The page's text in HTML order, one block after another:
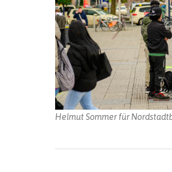
Helmut Sommer für